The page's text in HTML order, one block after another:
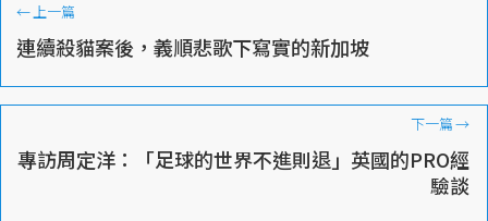
←上一篇
連續殺貓案後，義順悲歌下寫實的新加坡
下一篇→
專訪周定洋：「足球的世界不進則退」英國的PRO經
驗談